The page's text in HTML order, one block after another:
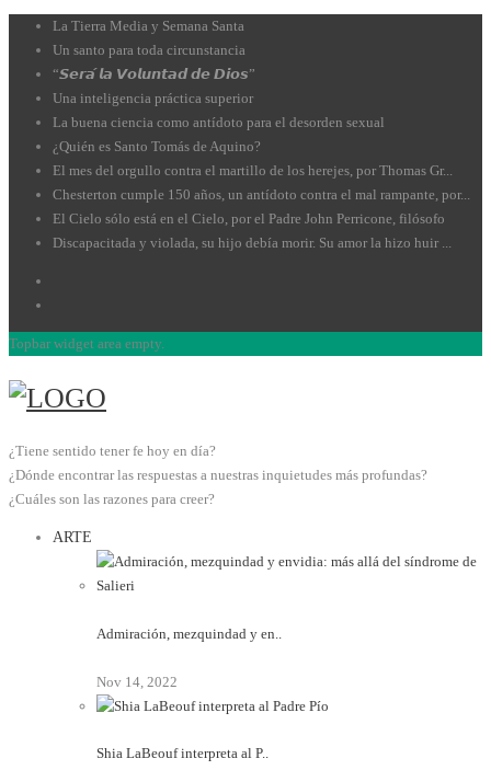
La Tierra Media y Semana Santa
Un santo para toda circunstancia
“𝙎𝙚𝙧𝙖́ 𝙡𝙖 𝙑𝙤𝙡𝙪𝙣𝙩𝙖𝙙 𝙙𝙚 𝘿𝙞𝙤𝙨”
Una inteligencia práctica superior
La buena ciencia como antídoto para el desorden sexual
¿Quién es Santo Tomás de Aquino?
El mes del orgullo contra el martillo de los herejes, por Thomas Gr...
Chesterton cumple 150 años, un antídoto contra el mal rampante, por...
El Cielo sólo está en el Cielo, por el Padre John Perricone, filósofo
Discapacitada y violada, su hijo debía morir. Su amor la hizo huir ...
Topbar widget area empty.
¿Tiene sentido tener fe hoy en día?
¿Dónde encontrar las respuestas a nuestras inquietudes más profundas?
¿Cuáles son las razones para creer?
ARTE
Admiración, mezquindad y en..
Nov 14, 2022
Shia LaBeouf interpreta al P..